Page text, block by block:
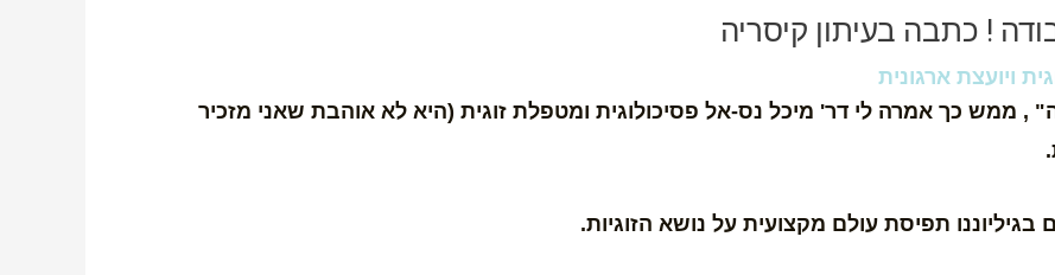
! כתבה בעיתון קיסריה
ויועצת ארגונית
, ממש כך אמרה לי דר' מיכל נס-אל פסיכולוגית ומטפלת זוגית (היא לא אוהבת שאני מזכיר
תפיסת עולם מקצועית על נושא הזוגיות.